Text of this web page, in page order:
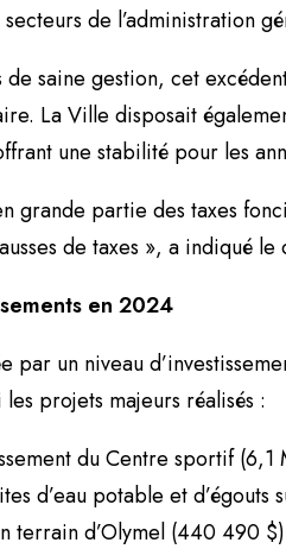
de l’administration
saine gestion, cet
La Ville disposait
une stabilité pour les
grande partie des taxes
de taxes », a indiqué
en 2024
par un niveau
projets majeurs réalisés :
du Centre sportif (6,1
d’eau potable et
terrain d’Olymel (440 490